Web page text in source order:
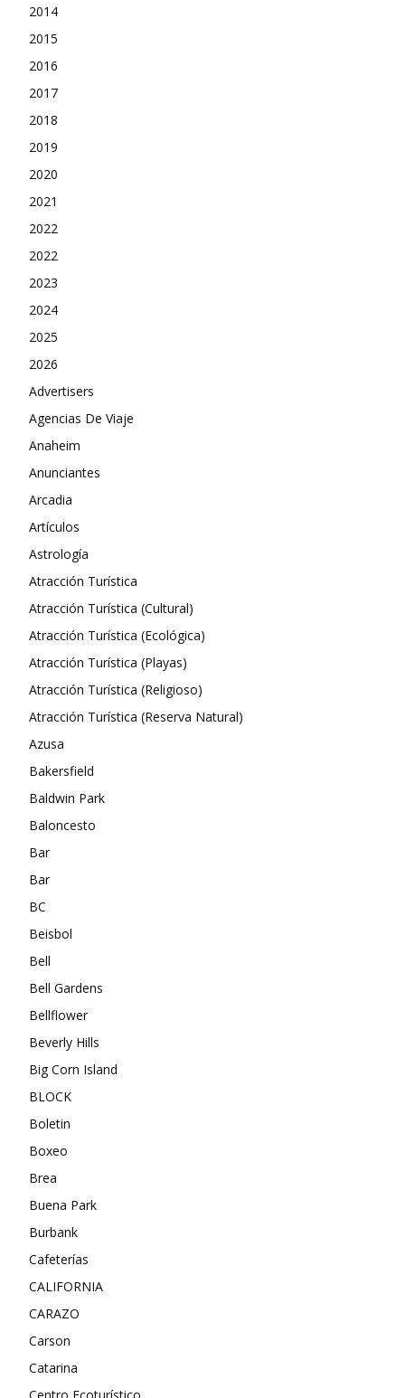
2014
2015
2016
2017
2018
2019
2020
2021
2022
2022
2023
2024
2025
2026
Advertisers
Agencias De Viaje
Anaheim
Anunciantes
Arcadia
Artículos
Astrología
Atracción Turística
Atracción Turística (Cultural)
Atracción Turística (Ecológica)
Atracción Turística (Playas)
Atracción Turística (Religioso)
Atracción Turística (Reserva Natural)
Azusa
Bakersfield
Baldwin Park
Baloncesto
Bar
Bar
BC
Beisbol
Bell
Bell Gardens
Bellflower
Beverly Hills
Big Corn Island
BLOCK
Boletin
Boxeo
Brea
Buena Park
Burbank
Cafeterías
CALIFORNIA
CARAZO
Carson
Catarina